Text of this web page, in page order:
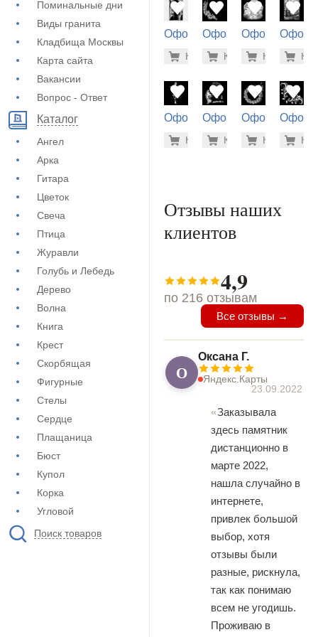
Поминальные дни
Виды гранита
Кладбища Москвы
Карта сайта
Вакансии
Вопрос - Ответ
Каталог
Ангел
Арка
Гитара
Цветок
Свеча
Птица
Журавли
Голубь и Лебедь
Дерево
Волна
Книга
Крест
Скорбящая
Фигурные
Стелы
Сердце
Плащаница
Бюст
Купол
Корка
Угловой
Поиск товаров
Оформление
(72-684)
-7% 5.600
Купить
Оформление
(71-602)
-7%
Купить
Оформление
(71-568)
-
Купить(71-
Оформление
(71-392)
-7% 500 руб.
Купить
Оформление
(71-596)
-7%
Купить
Оформление
(71-821)
-
Купить(71-
Отзывы наших
клиентов
4,9
по 216 отзывам
Все отзывы →
О
Оксана Г.
Яндекс.Карты
23.09.2022
Заказывала
здесь памятник
дистанционно в
марте 2022,
нашла случайно в
интернете,
привлек большой
выбор, хотя
отзывы были
разные, рискнула,
так как понимаю
всем не угодишь.
Проживаю в